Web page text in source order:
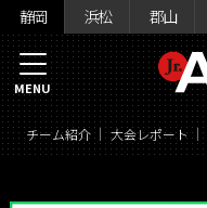
静岡 浜松 郡山
チーム紹介 大会レポート
MENU